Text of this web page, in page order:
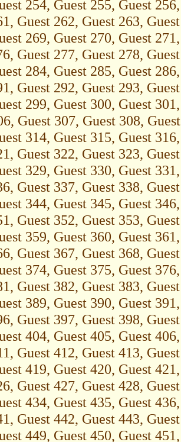
254, Guest 255, Guest
Guest 262, Guest 263,
269, Guest 270, Guest
Guest 277, Guest 278,
284, Guest 285, Guest
Guest 292, Guest 293,
299, Guest 300, Guest
Guest 307, Guest 308,
314, Guest 315, Guest
Guest 322, Guest 323,
329, Guest 330, Guest
Guest 337, Guest 338,
344, Guest 345, Guest
Guest 352, Guest 353,
359, Guest 360, Guest
Guest 367, Guest 368,
374, Guest 375, Guest
Guest 382, Guest 383,
389, Guest 390, Guest
Guest 397, Guest 398,
404, Guest 405, Guest
Guest 412, Guest 413,
419, Guest 420, Guest
Guest 427, Guest 428,
434, Guest 435, Guest
Guest 442, Guest 443,
449, Guest 450, Guest